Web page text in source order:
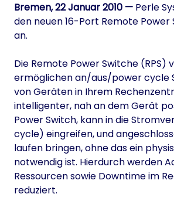
Bremen, 22 Januar 2010 — Perle
den neuen 16-Port Remote Power
an.
Die Remote Power Switche (RPS)
ermöglichen an/aus/power cycle
von Geräten in Ihrem
intelligenter, nah an dem Gerät
Power Switch, kann in die
cycle) eingreifen, und
laufen bringen, ohne das ein
notwendig ist. Hierdurch werden
Ressourcen sowie Downtime im
reduziert.